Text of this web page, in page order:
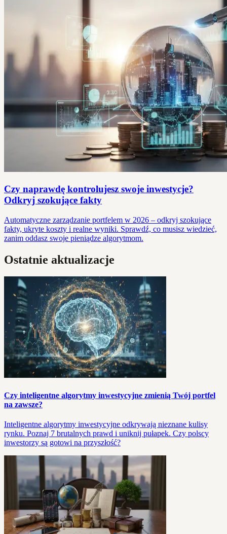
Czy naprawdę kontrolujesz swoje inwestycje?
Odkryj szokujące fakty
Automatyczne zarządzanie portfelem w 2026 – odkryj szokujące
fakty, ukryte koszty i realne wyniki. Sprawdź, co musisz wiedzieć,
zanim oddasz swoje pieniądze algorytmom.
Ostatnie aktualizacje
Czy inteligentne algorytmy inwestycyjne zmienią Twój portfel
na zawsze?
Inteligentne algorytmy inwestycyjne odkrywają nieznane kulisy
rynku. Poznaj 7 brutalnych prawd i uniknij pułapek. Czy polscy
inwestorzy są gotowi na przyszłość?